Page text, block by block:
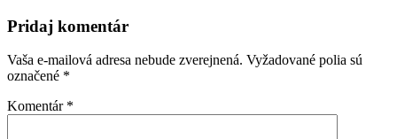
Pridaj komentár
Vaša e-mailová adresa nebude zverejnená. Vyžadované polia sú
označené *
Komentár *